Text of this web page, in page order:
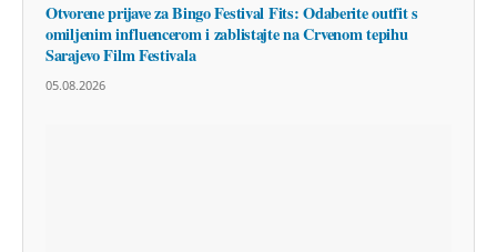
Otvorene prijave za Bingo Festival Fits: Odaberite outfit s
omiljenim influencerom i zablistajte na Crvenom tepihu
Sarajevo Film Festivala
05.08.2026